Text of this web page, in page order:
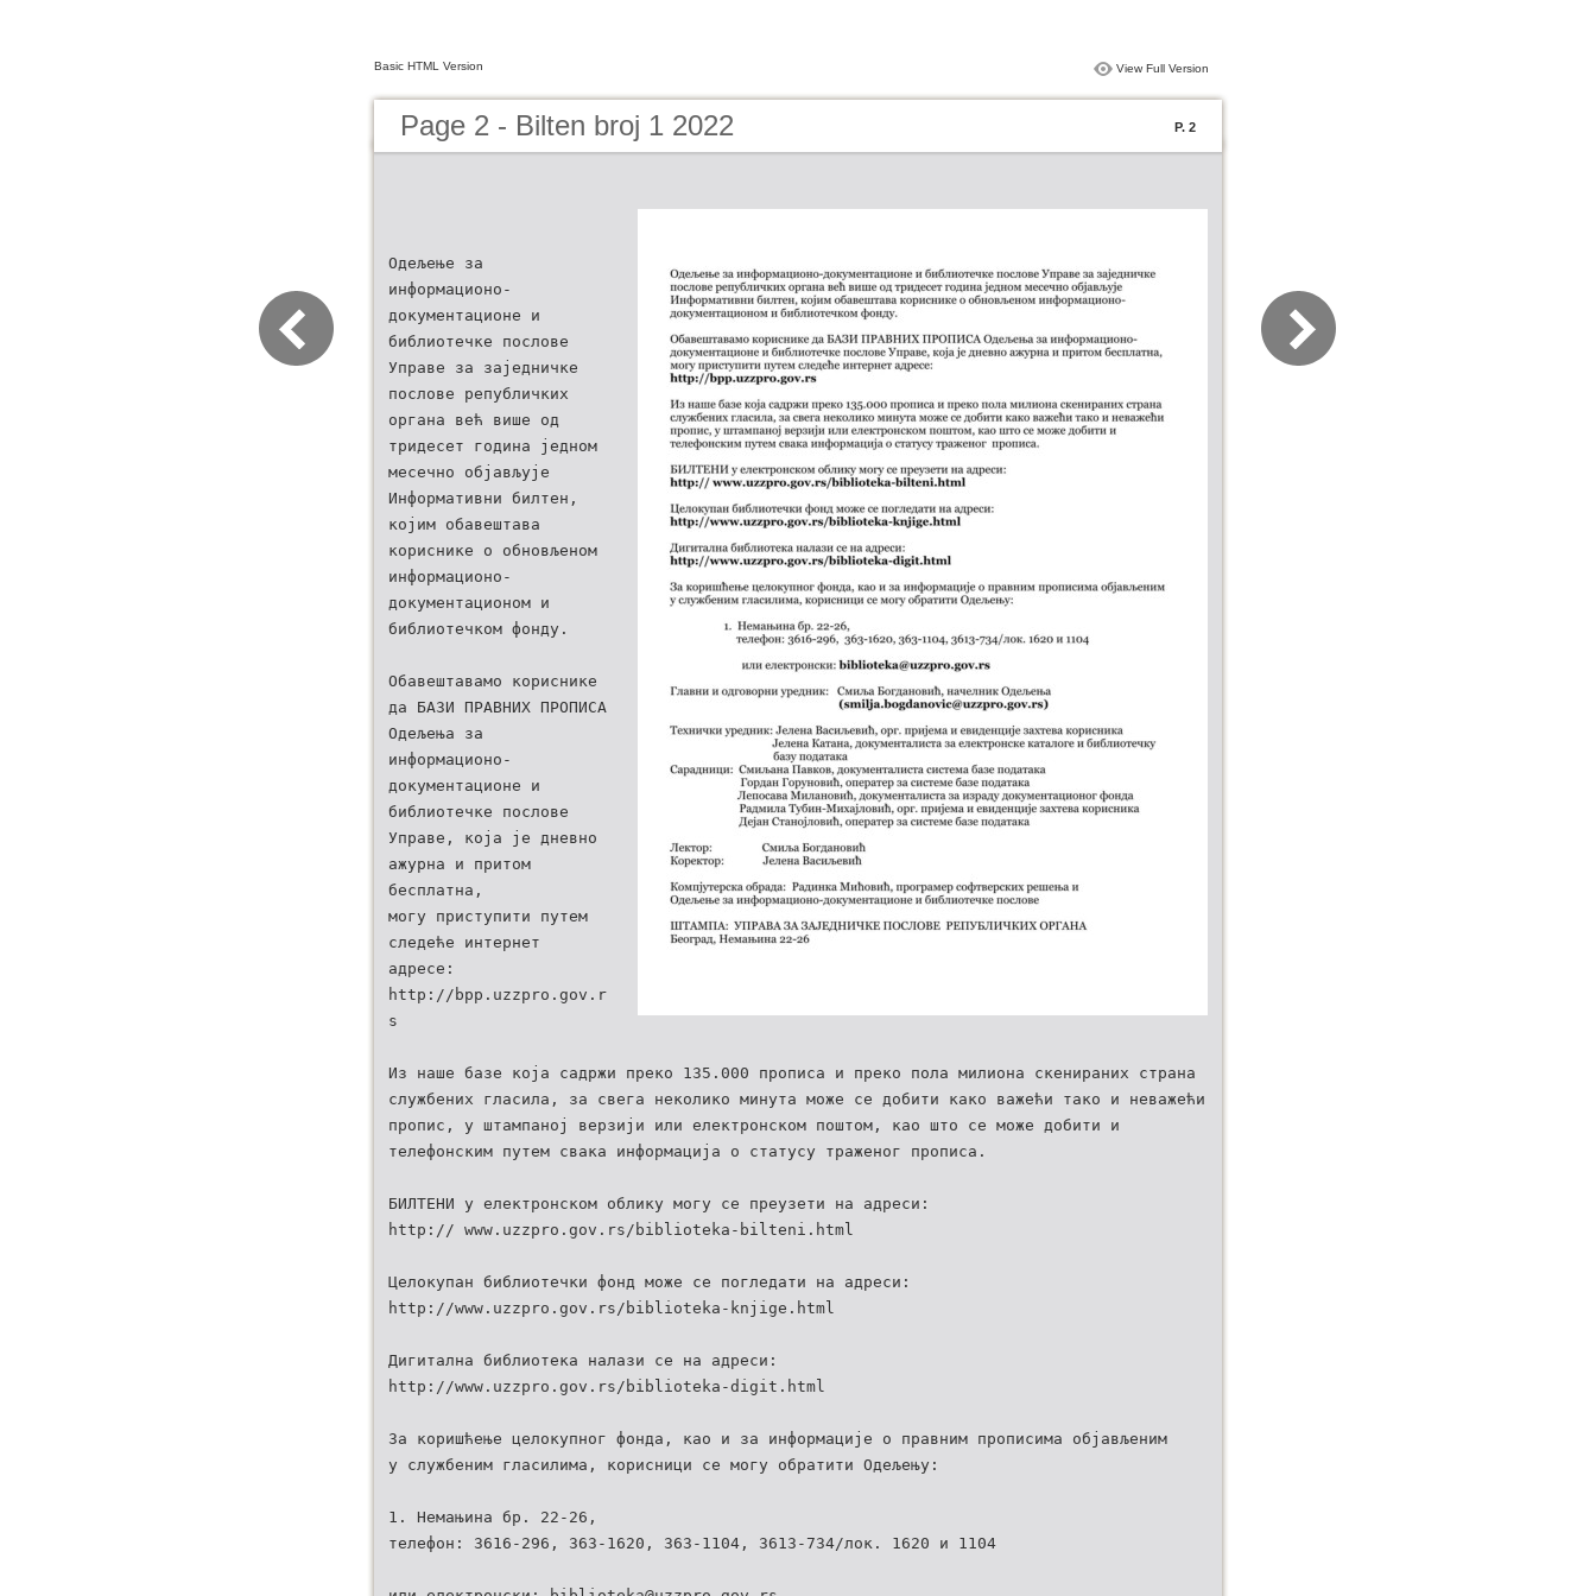
Basic HTML Version View Full Version
Page 2 - Bilten broj 1 2022 P. 2
Одељење за
информационо-
документационе и
библиотечке послове
Управе за заједничке
послове републичких
органа већ више од
тридесет година једном
месечно објављује
Информативни билтен,
којим обавештава
кориснике о обновљеном
информационо-
документационом и
библиотечком фонду.
Обавештавамо кориснике
да БАЗИ ПРАВНИХ ПРОПИСА
Oдељења за
информационо-
документационе и
библиотечке послове
Управе, која је дневно
ажурна и притом
бесплатна,
могу приступити путем
следеће интернет
адресе:
http://bpp.uzzpro.gov.r
s
Из наше базе која садржи преко 135.000 прописа и преко пола милиона скенираних страна
службених гласила, за свега неколико минута може се добити како важећи тако и неважећи
пропис, у штампаној верзији или електронском поштом, као што се може добити и
телефонским путем свака информација о статусу траженог прописа.
БИЛТЕНИ у електронском облику могу се преузети на адреси:
http:// www.uzzpro.gov.rs/biblioteka-bilteni.html
Целокупан библиотечки фонд може се погледати на адреси:
http://www.uzzpro.gov.rs/biblioteka-knjige.html
Дигитална библиотека налази се на адреси:
http://www.uzzpro.gov.rs/biblioteka-digit.html
За коришћење целокупног фонда, као и за информације о правним прописима објављеним
у службеним гласилима, корисници се могу обратити Одељењу:
1. Немањина бр. 22-26,
телефон: 3616-296, 363-1620, 363-1104, 3613-734/лок. 1620 и 1104